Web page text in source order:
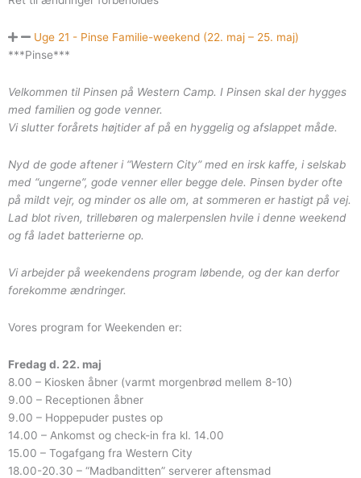
Uge 21 - Pinse Familie-weekend (22. maj – 25. maj)
***Pinse***
Velkommen til Pinsen på Western Camp. I Pinsen skal der hygges
med familien og gode venner.
Vi slutter forårets højtider af på en hyggelig og afslappet måde.
Nyd de gode aftener i “Western City” med en irsk kaffe, i selskab
med “ungerne”, gode venner eller begge dele. Pinsen byder ofte
på mildt vejr, og minder os alle om, at sommeren er hastigt på vej.
Lad blot riven, trillebøren og malerpenslen hvile i denne weekend
og få ladet batterierne op.
Vi arbejder på weekendens program løbende, og der kan derfor
forekomme ændringer.
Vores program for Weekenden er:
Fredag d. 22. maj
8.00 – Kiosken åbner (varmt morgenbrød mellem 8-10)
9.00 – Receptionen åbner
9.00 – Hoppepuder pustes op
14.00 – Ankomst og check-in fra kl. 14.00
15.00 – Togafgang fra Western City
18.00-20.30 – “Madbanditten” serverer aftensmad